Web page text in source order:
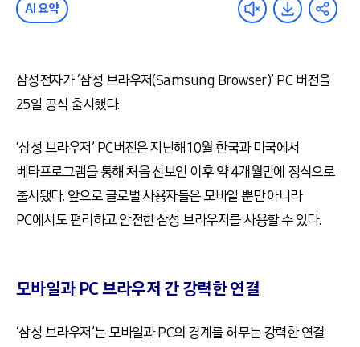
AI 요약
삼성전자가 ‘삼성 브라우저(Samsung Browser)’ PC 버전을
25일 공식 출시했다.
‘삼성 브라우저’ PC버전은 지난해 10월 한국과 미국에서
베타프로그램을 통해 처음 선보인 이후 약 4개월만에 정식으로
출시됐다. 앞으로 글로벌 사용자들은 모바일 뿐만 아니라
PC에서도 편리하고 안전한 삼성 브라우저를 사용할 수 있다.
모바일과 PC 브라우저 간 강력한 연결
‘삼성 브라우저’는 모바일과 PC의 경계를 허무는 강력한 연결